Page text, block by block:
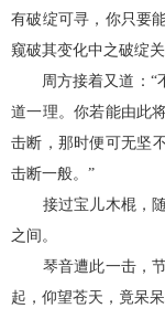
有破绽可寻，你只要
窥破其变化中之破绽
周方接着又道：“不
道一理。你若能由此
击断，那时便可无坚
击断一般。”
接过宝儿木棍，随
之间。
琴音遭此一击，节
起，仰望苍天，竟呆呆